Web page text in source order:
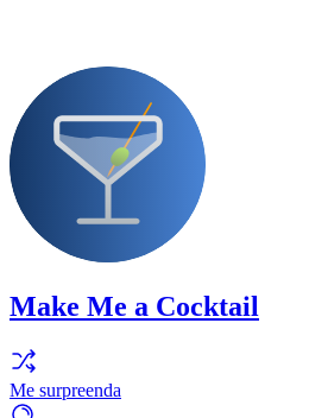
Make Me a Cocktail
Me surpreenda